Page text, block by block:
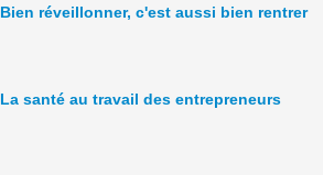
Bien réveillonner, c'est aussi bien rentrer
La santé au travail des entrepreneurs